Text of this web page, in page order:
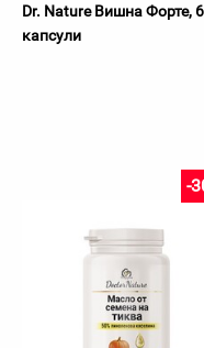
Dr. Nature Вишна Форте,
капсули
-